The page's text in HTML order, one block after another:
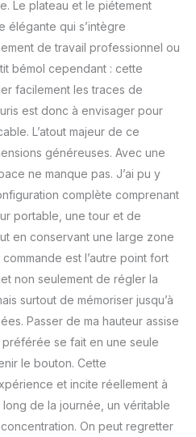
toute sécurité la hauteur
de la table, tandis que la
fonction anti-collision
évite les dommages
causés par des
obstacles inattendus. Le
panneau de commande
utilisation intuitive et
confortable. EXCELLENTE
PLAGE DE RÉGLAGE DE
LA HAUTEUR : Avec une
cm à 121 cm, la table
convient à différentes
tailles de corps et
favorise un travail
ergonomique. Qu'ils
les utilisateurs peuvent
trouver la position idéale
et ainsi éviter l'inconfort
causé par une position
assise prolongée. Cela
augmente à la fois le
confort et la santé au
Le plateau et le piétement
élégante qui s’intègre
de travail professionnel ou
bémol cependant : cette
facilement les traces de
est donc à envisager pour
L’atout majeur de ce
généreuses. Avec une
ne manque pas. J’ai pu y
complète comprenant
portable, une tour et de
en conservant une large zone
est l’autre point fort
non seulement de régler la
surtout de mémoriser jusqu’à
Passer de ma hauteur assise
se fait en une seule
le bouton. Cette
et incite réellement à
de la journée, un véritable
On peut regretter